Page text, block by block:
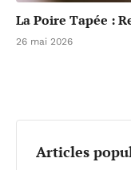
La Poire Tapée :
26 mai 2026
Articles